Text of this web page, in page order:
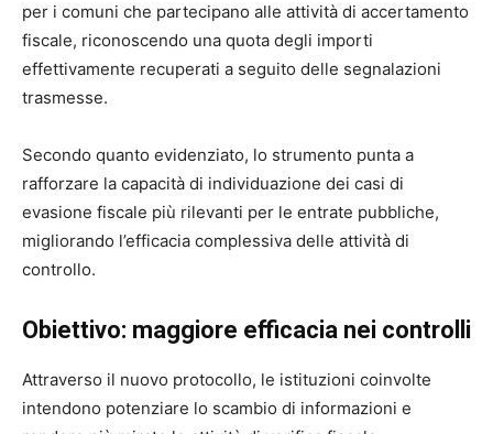
per i comuni che partecipano alle attività di accertamento
fiscale, riconoscendo una quota degli importi
effettivamente recuperati a seguito delle segnalazioni
trasmesse.
Secondo quanto evidenziato, lo strumento punta a
rafforzare la capacità di individuazione dei casi di
evasione fiscale più rilevanti per le entrate pubbliche,
migliorando l’efficacia complessiva delle attività di
controllo.
Obiettivo: maggiore efficacia nei controlli
Attraverso il nuovo protocollo, le istituzioni coinvolte
intendono potenziare lo scambio di informazioni e